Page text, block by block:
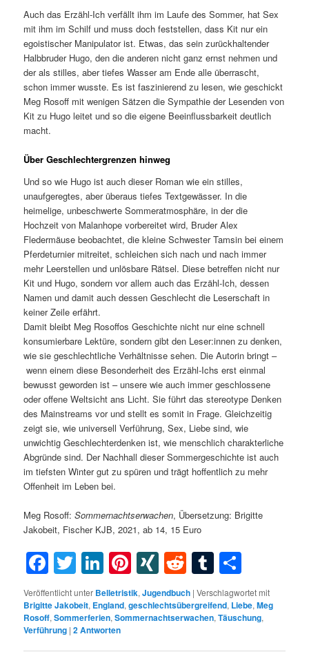
Auch das Erzähl-Ich verfällt ihm im Laufe des Sommer, hat Sex
mit ihm im Schilf und muss doch feststellen, dass Kit nur ein
egoistischer Manipulator ist. Etwas, das sein zurückhaltender
Halbbruder Hugo, den die anderen nicht ganz ernst nehmen und
der als stilles, aber tiefes Wasser am Ende alle überrascht,
schon immer wusste. Es ist faszinierend zu lesen, wie geschickt
Meg Rosoff mit wenigen Sätzen die Sympathie der Lesenden von
Kit zu Hugo leitet und so die eigene Beeinflussbarkeit deutlich
macht.
Über Geschlechtergrenzen hinweg
Und so wie Hugo ist auch dieser Roman wie ein stilles,
unaufgeregtes, aber überaus tiefes Textgewässer. In die
heimelige, unbeschwerte Sommeratmosphäre, in der die
Hochzeit von Malanhope vorbereitet wird, Bruder Alex
Fledermäuse beobachtet, die kleine Schwester Tamsin bei einem
Pferdeturnier mitreitet, schleichen sich nach und nach immer
mehr Leerstellen und unlösbare Rätsel. Diese betreffen nicht nur
Kit und Hugo, sondern vor allem auch das Erzähl-Ich, dessen
Namen und damit auch dessen Geschlecht die Leserschaft in
keiner Zeile erfährt.
Damit bleibt Meg Rosoffos Geschichte nicht nur eine schnell
konsumierbare Lektüre, sondern gibt den Leser:innen zu denken,
wie sie geschlechtliche Verhältnisse sehen. Die Autorin bringt –
wenn einem diese Besonderheit des Erzähl-Ichs erst einmal
bewusst geworden ist – unsere wie auch immer geschlossene
oder offene Weltsicht ans Licht. Sie führt das stereotype Denken
des Mainstreams vor und stellt es somit in Frage. Gleichzeitig
zeigt sie, wie universell Verführung, Sex, Liebe sind, wie
unwichtig Geschlechterdenken ist, wie menschlich charakterliche
Abgründe sind. Der Nachhall dieser Sommergeschichte ist auch
im tiefsten Winter gut zu spüren und trägt hoffentlich zu mehr
Offenheit im Leben bei.
Meg Rosoff:Sommernachtserwachen, Übersetzung: Brigitte
Jakobeit, Fischer KJB, 2021, ab 14, 15 Euro
Facebook
Twitter
LinkedIn
Pinterest
XINGRedditTumblr
Veröffentlicht unter Belletristik,Jugendbuch |Verschlagwortet mit
Brigitte Jakobeit, England,geschlechtsübergreifend, Liebe,Meg
Rosoff,Sommerferien,Sommernachtserwachen,Täuschung,
Verführung |2Antworten